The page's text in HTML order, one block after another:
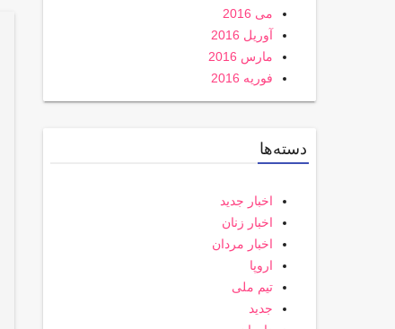
می 2016
آوریل 2016
مارس 2016
فوریه 2016
دسته‌ها
اخبار جدید
اخبار زنان
اخبار مردان
اروپا
تیم ملی
جدید